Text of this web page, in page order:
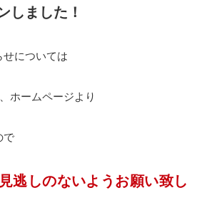
しました！
せについては
ホームページより
で
逃しのないようお願い致し